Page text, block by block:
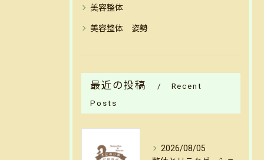
美容整体
美容整体 姿勢
最近の投稿
Recent
Posts
2026/08/05